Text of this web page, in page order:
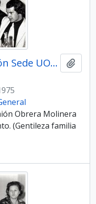
ITEM 0087 - Inauguración Sede UOMA.
Obrera Molinera
(Gentileza familia